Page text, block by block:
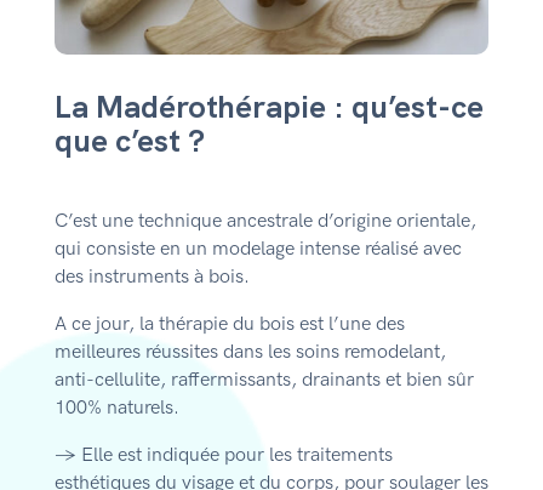
La Madérothérapie : qu’est-ce
que c’est ?
C’est une technique ancestrale d’origine orientale,
qui consiste en un modelage intense réalisé avec
des instruments à bois.
A ce jour, la thérapie du bois est l’une des
meilleures réussites dans les soins remodelant,
anti-cellulite, raffermissants, drainants et bien sûr
100% naturels.
→ Elle est indiquée pour les traitements
esthétiques du visage et du corps, pour soulager les